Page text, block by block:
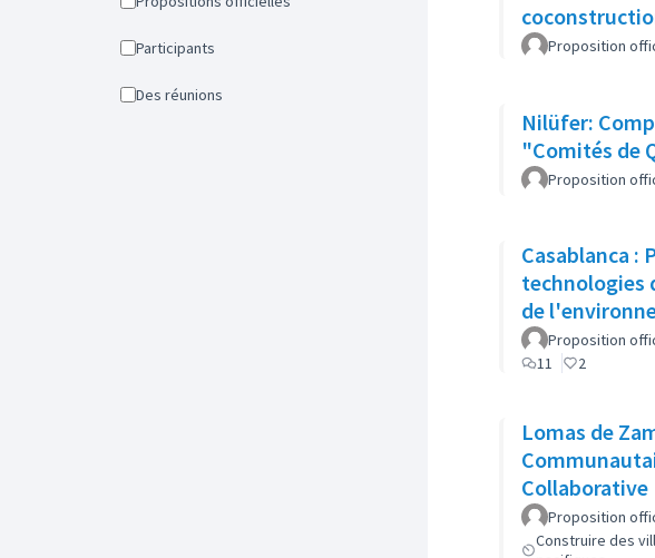
Participants
Des réunions
Proposition
Nilüfer:
"Comités de
Proposition
Casablanca :
technologies
de
Proposition
11
2
Lomas de
Collaborative
Proposition
Construire des